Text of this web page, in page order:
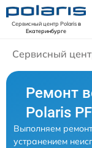
Сервисный центр Polarisв
Екатеринбурге
Сервисный
Ремонт
Polaris
Выполняем
устранением